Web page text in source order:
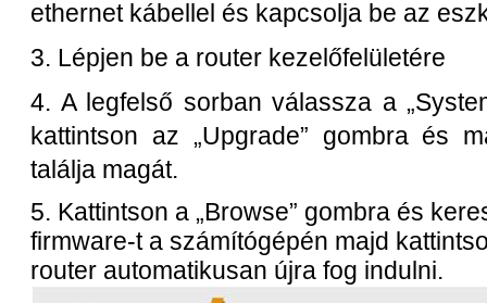
ethernet kábellel és kapcsolja be az
3. Lépjen be a router kezelőfelületére
4. A legfelső sorban válassza a
kattintson az „Upgrade” gombra és
találja magát.
5. Kattintson a „Browse” gombra és
firmware-t a számítógépén majd
router automatikusan újra fog indulni.